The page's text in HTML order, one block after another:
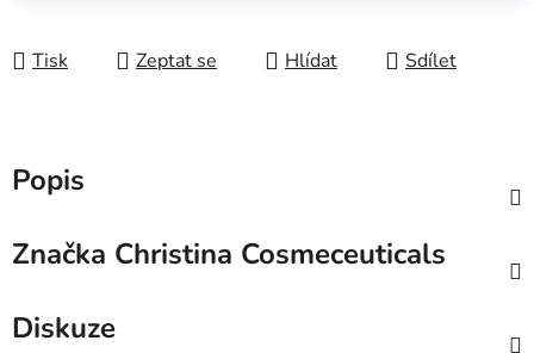
Tisk Zeptat se Hlídat Sdílet
Popis
Značka Christina Cosmeceuticals
Diskuze